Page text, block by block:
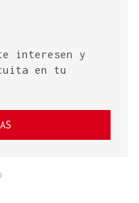
interesen y
en tu